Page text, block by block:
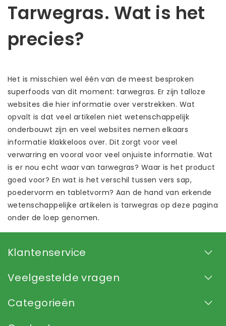
Tarwegras. Wat is het
precies?
Het is misschien wel één van de meest besproken
superfoods van dit moment: tarwegras. Er zijn talloze
websites die hier informatie over verstrekken. Wat
opvalt is dat veel artikelen niet wetenschappelijk
onderbouwt zijn en veel websites nemen elkaars
informatie klakkeloos over. Dit zorgt voor veel
verwarring en vooral voor veel onjuiste informatie. Wat
is er nou echt waar van tarwegras? Waar is het product
goed voor? En wat is het verschil tussen vers sap,
poedervorm en tabletvorm? Aan de hand van erkende
wetenschappelijke artikelen is tarwegras op deze pagina
onder de loep genomen.
Klantenservice
Veelgestelde vragen
Categorieën